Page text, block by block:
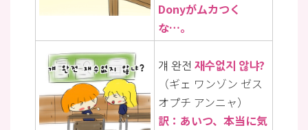
Donyがムカつく
な…。
걔 완전 재수없지 않냐?
（ギェ ワンゾン ゼス
オプチ アンニャ）
訳：あいつ、本当に気